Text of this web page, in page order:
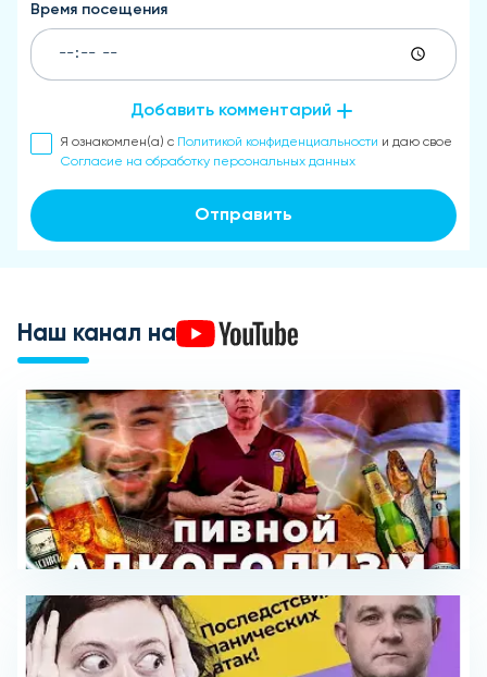
Время посещения
Добавить комментарий
Я ознакомлен(а) с Политикой конфиденциальности и даю свое
Согласие на обработку персональных данных
Отправить
Наш канал на